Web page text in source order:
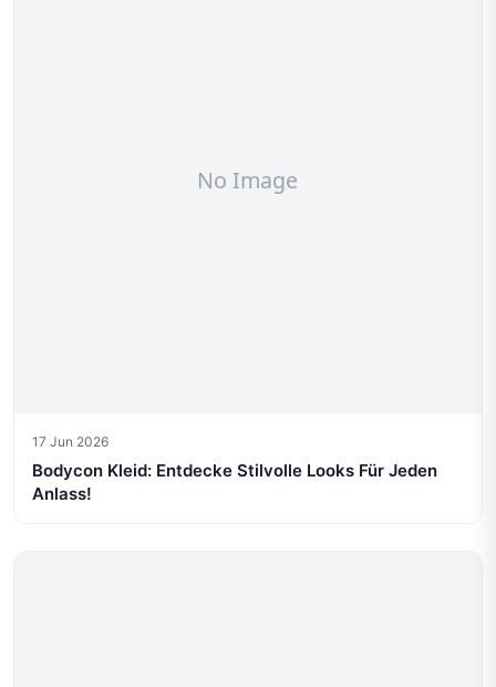
17 Jun 2026
Bodycon Kleid: Entdecke Stilvolle Looks Für Jeden
Anlass!